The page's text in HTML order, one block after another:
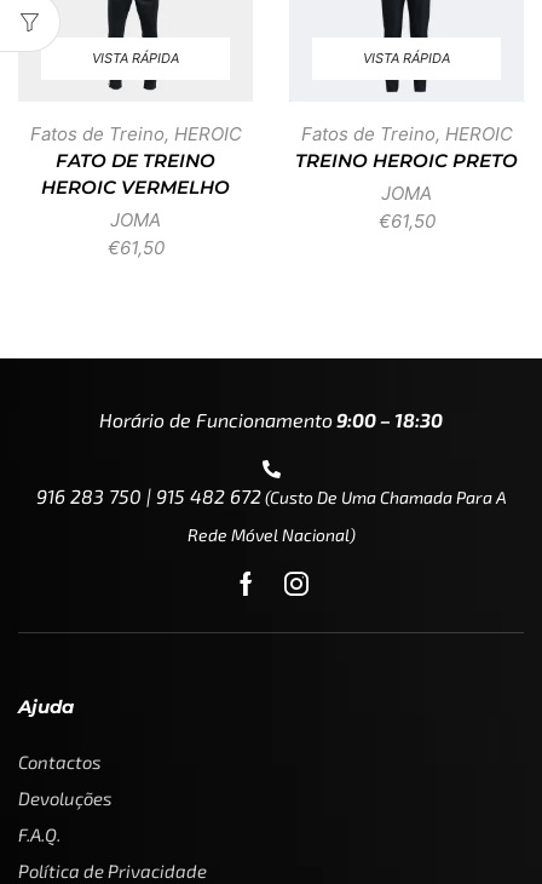
VISTA RÁPIDA
Fatos de Treino, HEROIC
FATO DE TREINO
HEROIC VERMELHO
JOMA
€61,50
VISTA RÁPIDA
Fatos de Treino, HEROIC
TREINO HEROIC PRETO
JOMA
€61,50
Horário de Funcionamento9:00 – 18:30
916 283 750 | 915 482 672(custo De Uma Chamada Para A
Rede Móvel Nacional)
Ajuda
Contactos
Devoluções
F.A.Q.
Política de Privacidade